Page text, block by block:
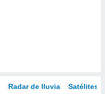
Radar de lluvia Satélites